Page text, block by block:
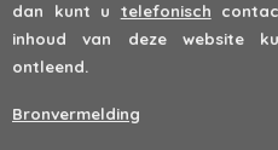
dan kunt u telefonisch
inhoud van deze website
ontleend.
Bronvermelding